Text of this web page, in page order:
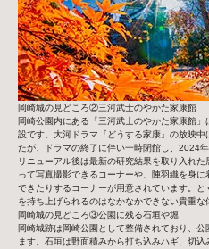
岡崎城の見どころ②三河武士のやかた家康館
岡崎公園内にある「三河武士のやかた家康館
設です。大河ドラマ『どうする家康』の放映
たが、ドラマの終了に伴い一時閉館し、2024
リニューアル後は最新の研究結果を取り入れ
って写真撮影できるコーナーや、陣羽織を身
できたりするコーナーが用意されています。
を持ち上げられるのはなかなかできない貴重な
岡崎城の見どころ③公園に残る石垣や堀
岡崎城跡は岡崎公園として整備されており、
ます。石垣は野面積みから打ち込みハギ、切込